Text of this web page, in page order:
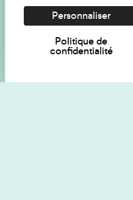
Je souhaite
Inscrivez-
Personnaliser
Politique de
confidentialité